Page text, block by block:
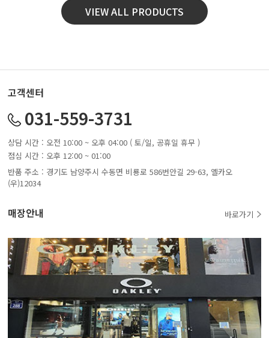
VIEW ALL PRODUCTS
고객센터
031-559-3731
상담 시간 : 오전 10:00 ~ 오후 04:00 ( 토/일, 공휴일 휴무 )
점심 시간 : 오후 12:00 ~ 01:00
반품 주소 : 경기도 남양주시 수동면 비룡로 586번안길 29-63, 옐카오
(우)12034
매장안내 바로가기